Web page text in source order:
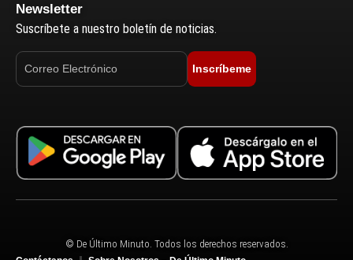
Newsletter
Suscríbete a nuestro boletín de noticias.
Inscríbeme
© De Último Minuto. Todos los derechos reservados.